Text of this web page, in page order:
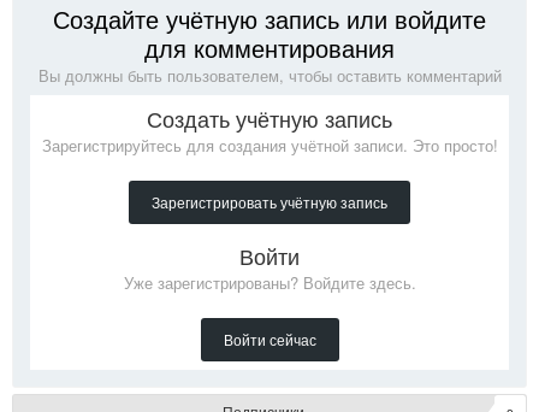
Создайте учётную запись или войдите
для комментирования
Вы должны быть пользователем, чтобы оставить комментарий
Создать учётную запись
Зарегистрируйтесь для создания учётной записи. Это просто!
Зарегистрировать учётную запись
Войти
Уже зарегистрированы? Войдите здесь.
Войти сейчас